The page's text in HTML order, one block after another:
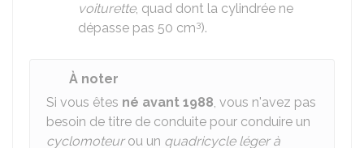
voiturette, quad dont la cylindrée ne
dépasse pas 50 cm3).
À noter
Si vous êtes né avant 1988, vous n'avez pas
besoin de titre de conduite pour conduire un
cyclomoteurou un quadricycle léger à